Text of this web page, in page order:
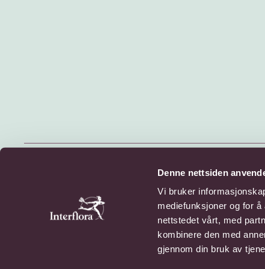
Denne nettsiden
Vi bruker
mediefunksjoner og for
nettstedet vårt, med
kombinere den med
gjennom din bruk av
PersonvernCookies